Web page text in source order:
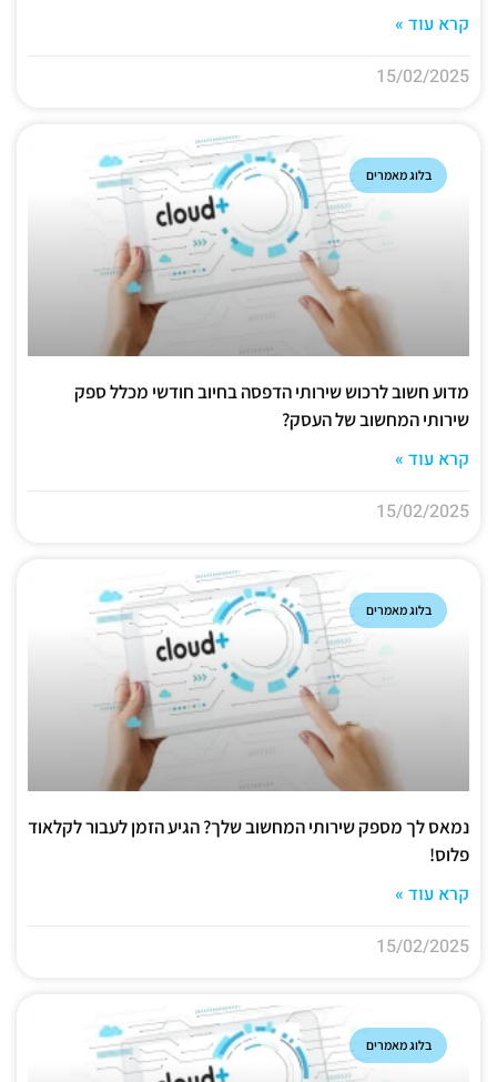
קרא עוד »
15/02/2025
בלוג מאמרים
מדוע חשוב לרכוש שירותי הדפסה בחיוב חודשי מכלל ספק
שירותי המחשוב של העסק?
קרא עוד »
15/02/2025
בלוג מאמרים
נמאס לך מספק שירותי המחשוב שלך? הגיע הזמן לעבור לקלאוד
פלוס!
קרא עוד »
15/02/2025
בלוג מאמרים